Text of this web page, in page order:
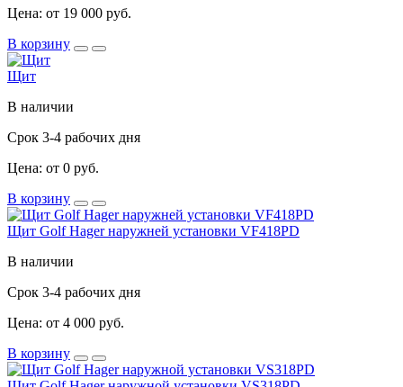
Цена: от 19 000 руб.
В корзину
Щит
В наличии
Срок 3-4 рабочих дня
Цена: от 0 руб.
В корзину
Щит Golf Hager наружней установки VF418PD
В наличии
Срок 3-4 рабочих дня
Цена: от 4 000 руб.
В корзину